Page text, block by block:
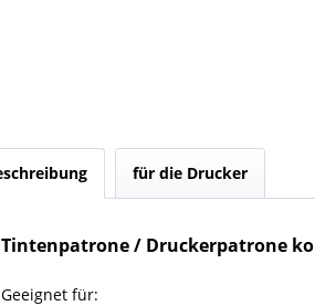
für die Drucker
Tintenpatrone / Druckerpatrone
Geeignet für: